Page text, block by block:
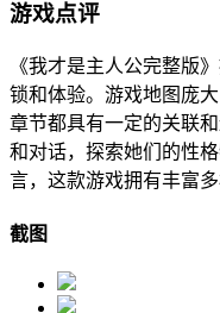
游戏点评
《我才是主人公完整版
锁和体验。游戏地图庞
章节都具有一定的关联
和对话，探索她们的性
言，这款游戏拥有丰富
截图